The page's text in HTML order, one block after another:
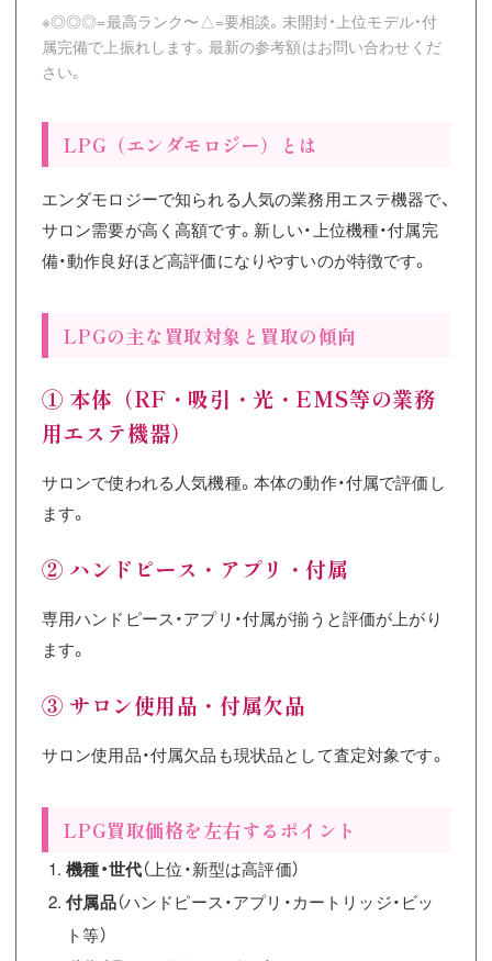
※◎◎◎=最高ランク〜△=要相談。未開封・上位モデル・付
属完備で上振れします。最新の参考額はお問い合わせくだ
さい。
LPG（エンダモロジー）とは
エンダモロジーで知られる人気の業務用エステ機器で、
サロン需要が高く高額です。新しい・上位機種・付属完
備・動作良好ほど高評価になりやすいのが特徴です。
LPGの主な買取対象と買取の傾向
① 本体（RF・吸引・光・EMS等の業務
用エステ機器）
サロンで使われる人気機種。本体の動作・付属で評価し
ます。
② ハンドピース・アプリ・付属
専用ハンドピース・アプリ・付属が揃うと評価が上がり
ます。
③ サロン使用品・付属欠品
サロン使用品・付属欠品も現状品として査定対象です。
LPG買取価格を左右するポイント
機種・世代（上位・新型は高評価）
付属品（ハンドピース・アプリ・カートリッジ・ビッ
ト等）